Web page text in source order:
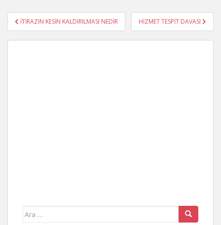
Yazı
gezinmesi
İTİRAZIN KESİN KALDIRILMASI NEDİR HİZMET TESPİT DAVASI
Arama